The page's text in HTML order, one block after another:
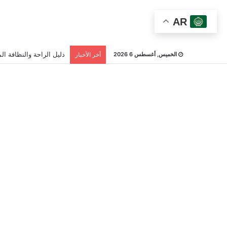
الخميس, أغسطس 6 2026 أخر الأخبار دليل الراحة والنظافة
AR